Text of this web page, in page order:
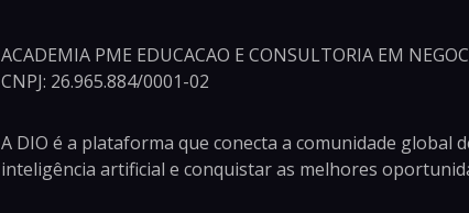
ACADEMIA PME EDUCACAO E CONSULTORIA EM
CNPJ: 26.965.884/0001-02
A DIO é a plataforma que conecta a comunidade global
inteligência artificial e conquistar as melhores